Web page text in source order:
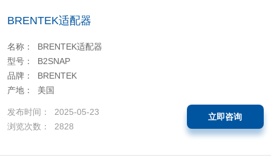
BRENTEK适配器
名称： BRENTEK适配器
型号： B2SNAP
品牌： BRENTEK
产地： 美国
发布时间： 2025-05-23
浏览次数： 2828
立即咨询